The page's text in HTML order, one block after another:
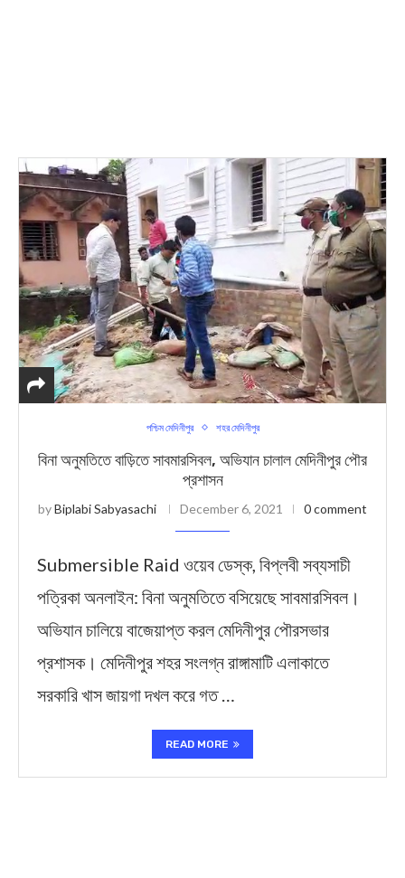
পশ্চিম মেদিনীপুর শহর মেদিনীপুর
বিনা অনুমতিতে বাড়িতে সাবমারসিবল, অভিযান চালাল মেদিনীপুর পৌর
প্রশাসন
byBiplabi Sabyasachi December 6, 2021 0 comment
Submersible Raid ওয়েব ডেস্ক, বিপ্লবী সব্যসাচী
পত্রিকা অনলাইন: বিনা অনুমতিতে বসিয়েছে সাবমারসিবল।
অভিযান চালিয়ে বাজেয়াপ্ত করল মেদিনীপুর পৌরসভার
প্রশাসক। মেদিনীপুর শহর সংলগ্ন রাঙ্গামাটি এলাকাতে
সরকারি খাস জায়গা দখল করে গত …
READ MORE